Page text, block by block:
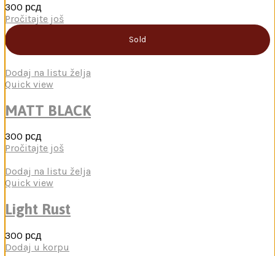
300 рсд
Pročitajte još
Sold
Dodaj na listu želja
Quick view
MATT BLACK
300 рсд
Pročitajte još
Dodaj na listu želja
Quick view
Light Rust
300 рсд
Dodaj u korpu